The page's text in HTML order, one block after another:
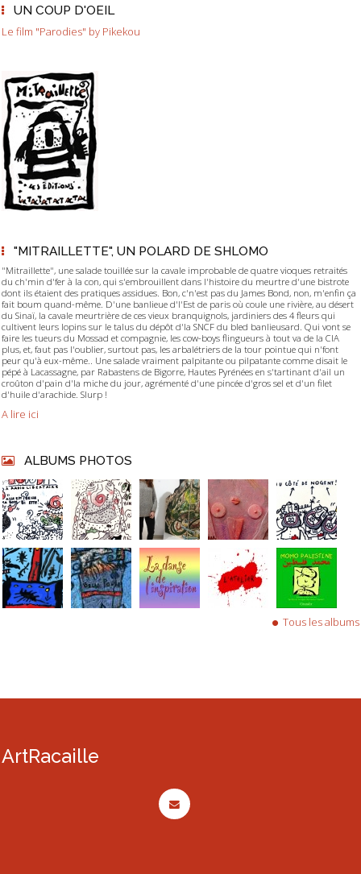
UN COUP D'OEIL
Le film "Parodies" by Pikekou
"MITRAILLETTE", UN POLARD DE SHLOMO
"Mitraillette", une salade touillée sur la cavale improbable de quatre vioques retraités
du ch'min d'fer à la con, qui s'embrouillent dans l'histoire du meurtre d'une bistrote
dont ils étaient des pratiques assidues. Bon, c'n'est pas du James Bond, non, m'enfin ça
fait boum quand-même. D'une banlieue d'l'Est de paris où coule une rivière, au désert
du Sinaï, la cavale meurtrière de ces vieux branquignols, jardiniers des 4 fleurs qui
cultivent leurs lopins sur le talus du dépôt d'la SNCF du bled banlieusard. Qui vont se
faire les tueurs du Mossad et compagnie, les cow-boys flingueurs à tout va de la CIA
plus, et, faut pas l'oublier, surtout pas, les arbalétriers de la tour pointue qui n'font
peur qu'à eux-même.. Une salade vraiment palpitante ou pilpatante comme disait le
pépé à Lacassagne, par Rabastens de Bigorre, Hautes Pyrénées en s'tartinant d'ail un
croûton d'pain d'la miche du jour, agrémenté d'une pincée d'gros sel et d'un filet
d'huile d'arachide. Slurp !
A lire ici
ALBUMS PHOTOS
Tous les albums
ArtRacaille